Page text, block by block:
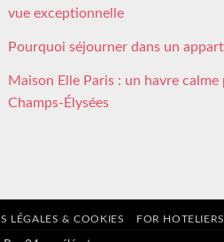
vue exceptionnelle
Pourquoi séjourner dans un
Maison Elle Paris : un havre calme
Champs-Élysées
LÉGALES & COOKIES FOR